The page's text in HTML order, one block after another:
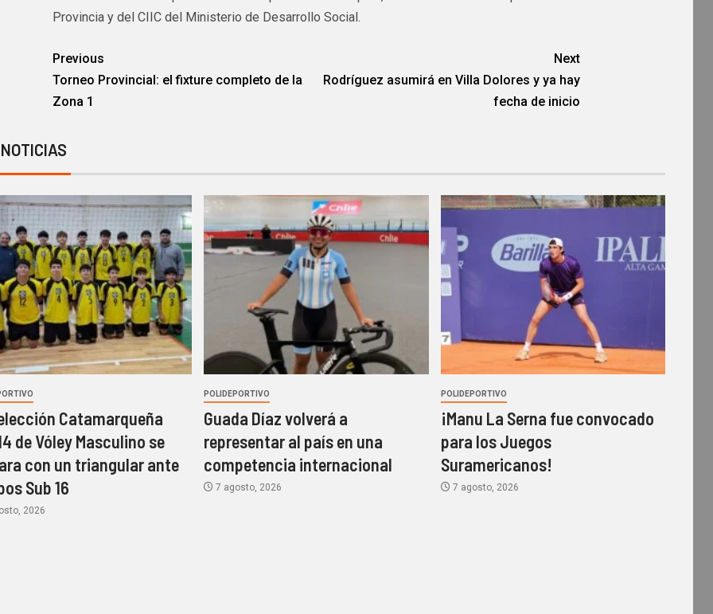
Provincia y del CIIC del Ministerio de Desarrollo Social.
Previous
Torneo Provincial: el fixture completo de la
Zona 1
Next
Rodríguez asumirá en Villa Dolores y ya hay
fecha de inicio
Catamarqueña
de Vóley Masculino se
con un triangular ante
Sub 16
2026
POLIDEPORTIVO
Guada Díaz volverá a
representar al país en una
competencia internacional
7 agosto, 2026
POLIDEPORTIVO
¡Manu La Serna fue convocado
para los Juegos
Suramericanos!
7 agosto, 2026